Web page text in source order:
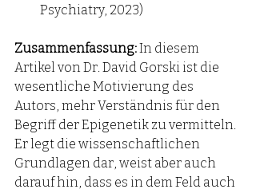
Psychiatry, 2023)
Zusammenfassung: In diesem
Artikel von Dr. David Gorski ist die
wesentliche Motivierung des
Autors, mehr Verständnis für den
Begriff der Epigenetik zu vermitteln.
Er legt die wissenschaftlichen
Grundlagen dar, weist aber auch
darauf hin, dass es in dem Feld auch